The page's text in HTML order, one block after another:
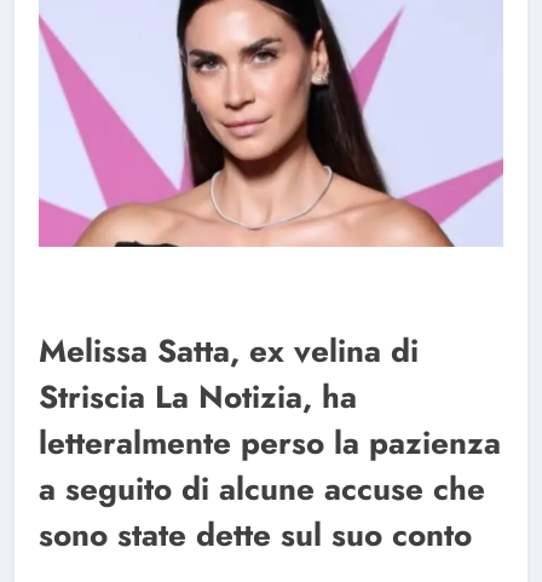
Melissa Satta, ex velina di
Striscia La Notizia, ha
letteralmente perso la pazienza
a seguito di alcune accuse che
sono state dette sul suo conto